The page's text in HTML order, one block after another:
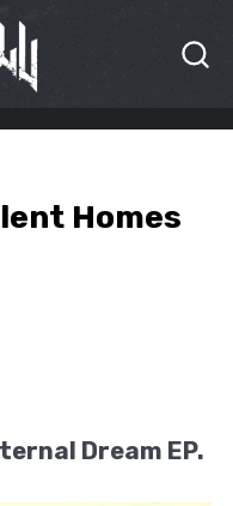
Homes
Dream EP.